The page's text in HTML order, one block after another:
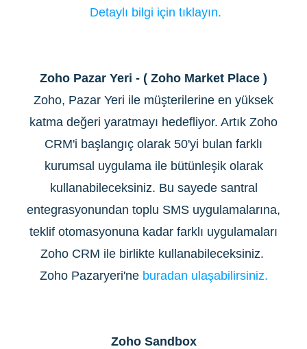
Detaylı bilgi için tıklayın.
Zoho Pazar Yeri - ( Zoho Market Place )
Zoho, Pazar Yeri ile müşterilerine en yüksek
katma değeri yaratmayı hedefliyor. Artık Zoho
CRM'i başlangıç olarak 50'yi bulan farklı
kurumsal uygulama ile bütünleşik olarak
kullanabileceksiniz. Bu sayede santral
entegrasyonundan toplu SMS uygulamalarına,
teklif otomasyonuna kadar farklı uygulamaları
Zoho CRM ile birlikte kullanabileceksiniz.
Zoho Pazaryeri'ne buradan ulaşabilirsiniz.
Zoho Sandbox